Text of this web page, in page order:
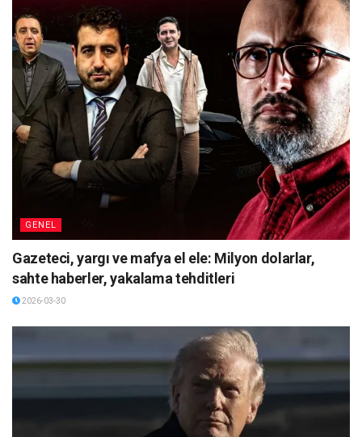
GENEL
Gazeteci, yargı ve mafya el ele: Milyon dolarlar,
sahte haberler, yakalama tehditleri
2026-03-30